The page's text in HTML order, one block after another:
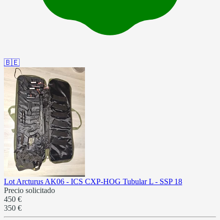
🇧🇪
Lot Arcturus AK06 - ICS CXP-HOG Tubular L - SSP 18
Precio solicitado
450 €
350 €